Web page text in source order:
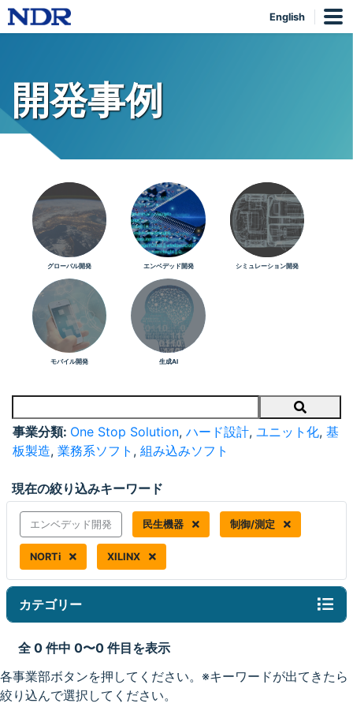
English
開発事例
グローバル開発 エンベデッド開発 シミュレーション開発
モバイル開発 生成AI
Search
事業分類: One Stop Solution, ハード設計, ユニット化, 基
板製造, 業務系ソフト , 組み込みソフト
現在の絞り込みキーワード
エンベデッド開発 民生機器 制御/測定
NORTi XILINX
カテゴリー
全 0 件中 0〜0 件目を表示
各事業部ボタンを押してください。※キーワードが出てきたら
絞り込んで選択してください。